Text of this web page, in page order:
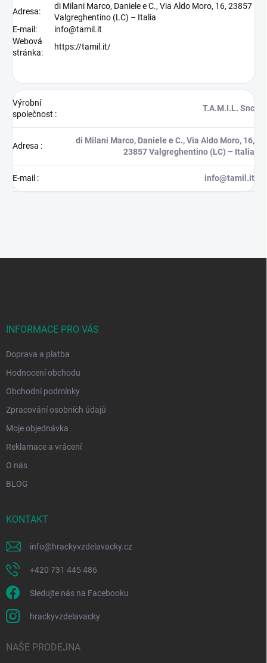
Adresa:
di Milani Marco, Daniele e C., Via Aldo Moro, 16, 23857
Valgreghentino (LC) – Italia
E-mail:
info@tamil.it
Webová
stránka:
https://tamil.it/
Výrobní
společnost :
T.A.M.I.L. Snc
Adresa :
di Milani Marco, Daniele e C., Via Aldo Moro, 16,
23857 Valgreghentino (LC) – Italia
E-mail : info@tamil.it
INFORMACE PRO VÁS
Doprava a platba
Hodnocení obchodu
Obchodní podmínky
Zpracování osobních údajů
Moje objednávka
Reklamace a vrácení
O nás
BLOG
KONTAKT
info@hrackyvzdelavacky.cz
+420 731 445 486
Sledujte nás na Facebooku
hrackyvzdelavacky
NAŠE PRODEJNA